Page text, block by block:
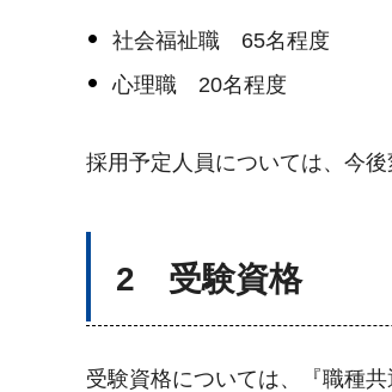
社会福祉職 65名程度
心理職 20名程度
採用予定人員については、今後
2 受験資格
受験資格については、『職種